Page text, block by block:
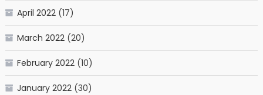
April 2022(17)
March 2022(20)
February 2022(10)
January 2022(30)